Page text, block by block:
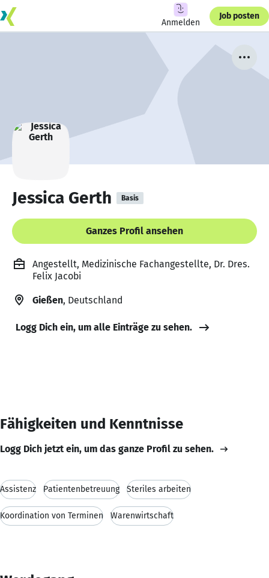
Anmelden
Job posten
Jessica Gerth Basis
Ganzes Profil ansehen
Angestellt, Medizinische Fachangestellte, Dr. Dres.
Felix Jacobi
Gießen, Deutschland
Logg Dich ein, um alle Einträge zu sehen.
Fähigkeiten und Kenntnisse
Logg Dich jetzt ein, um das ganze Profil zu sehen.
Assistenz Patientenbetreuung Steriles arbeiten
Koordination von Terminen Warenwirtschaft